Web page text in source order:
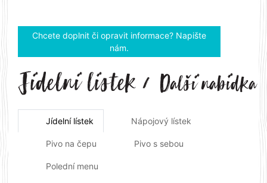
Chcete doplnit či opravit informace? Napište
nám.
Jídelní lístek Nápojový lístek
Pivo na čepu Pivo s sebou
Polední menu